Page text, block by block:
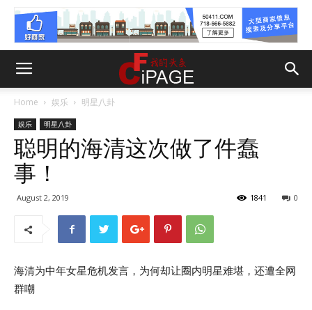
Home 娱乐 明星八卦
娱乐 明星八卦
聪明的海清这次做了件蠢
事！
August 2, 2019 0
1841
海清为中年女星危机发言，为何却让圈内明星难堪，还遭全网
群嘲